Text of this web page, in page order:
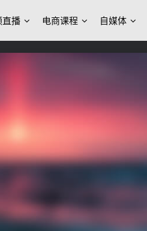
播 电商课程 自媒体